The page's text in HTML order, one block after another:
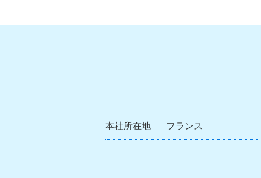
本社所在地 フランス